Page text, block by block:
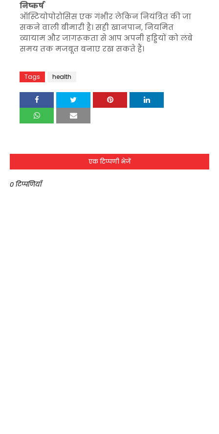
निष्कर्ष
ऑस्टियोपोरोसिसएक गंभीर लेकिन नियंत्रित की जा
सकने वाली बीमारी है। सही खानपान, नियमित
व्यायाम और जागरूकता से आप अपनी हड्डियों को लंबे
समय तक मजबूत बनाए रख सकते हैं।
Tags health
एक टिप्पणी भेजें
0 टिप्पणियाँ